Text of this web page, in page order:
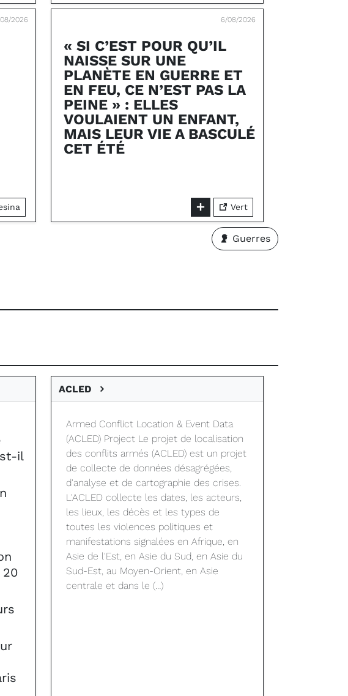
2026 6/08/2026
« SI C’EST POUR QU’IL
NAISSE SUR UNE
PLANÈTE EN GUERRE ET
EN FEU, CE N’EST PAS LA
PEINE » : ELLES
VOULAIENT UN ENFANT,
MAIS LEUR VIE A BASCULÉ
CET ÉTÉ
Vert
Guerres
il
ACLED
Armed Conflict Location & Event Data
(ACLED) Project Le projet de localisation
des conflits armés (ACLED) est un projet
de collecte de données désagrégées,
d'analyse et de cartographie des crises.
L'ACLED collecte les dates, les acteurs,
les lieux, les décès et les types de
toutes les violences politiques et
manifestations signalées en Afrique, en
Asie de l'Est, en Asie du Sud, en Asie du
Sud-Est, au Moyen-Orient, en Asie
centrale et dans le (…)